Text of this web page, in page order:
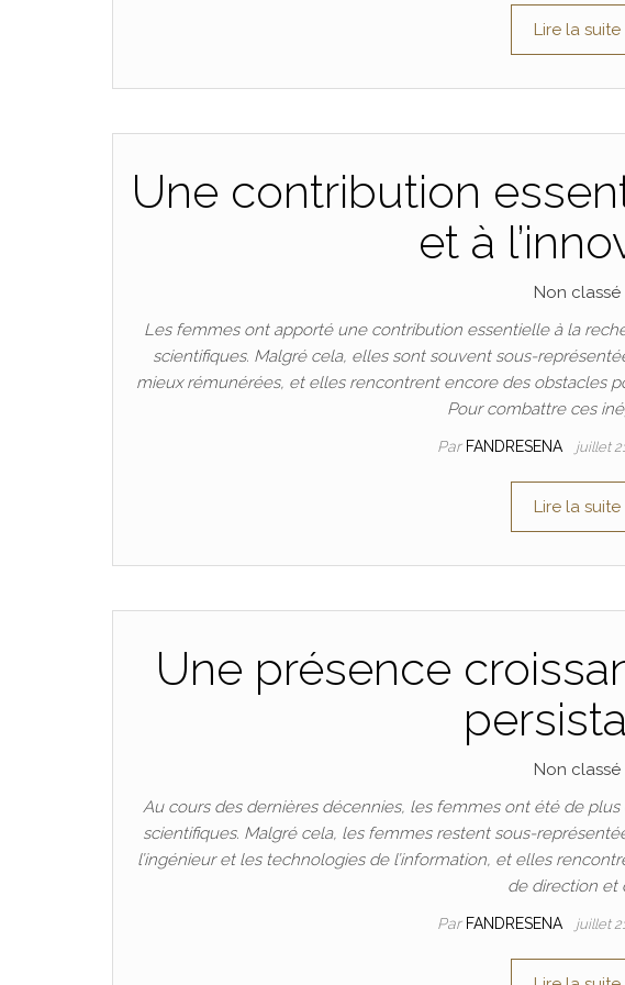
Lire la suite
Une contribution
et à
Non classé
Les femmes ont apporté une contribution essentielle à la
scientifiques. Malgré cela, elles sont souvent sous-
mieux rémunérées, et elles rencontrent encore des obstacles
Pour combattre ces
Par FANDRESENA juillet
Lire la suite
Une présence
Non classé
Au cours des dernières décennies, les femmes ont été de plus
scientifiques. Malgré cela, les femmes restent sous-
l’ingénieur et les technologies de l’information, et elles
de direction et
Par FANDRESENA juillet